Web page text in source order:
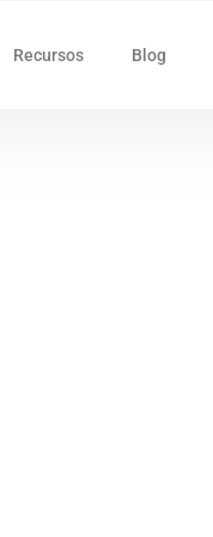
Recursos Blog